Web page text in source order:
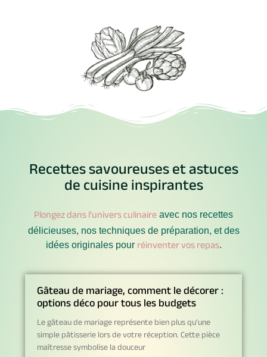
Recettes savoureuses et astuces
de cuisine inspirantes
Plongez dans l’univers culinaire avec nos recettes
délicieuses, nos techniques de préparation, et des
idées originales pour réinventer vos repas.
Gâteau de mariage, comment le décorer :
options déco pour tous les budgets
Le gâteau de mariage représente bien plus qu'une
simple pâtisserie lors de votre réception. Cette pièce
maîtresse symbolise la douceur